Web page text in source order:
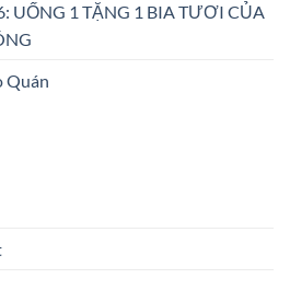
UỐNG 1 TẶNG 1 BIA TƯƠI CỦA
Quán